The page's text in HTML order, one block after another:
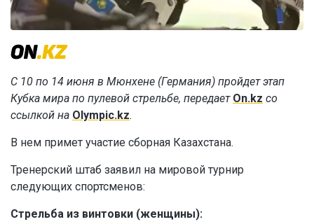
С 10 по 14 июня в Мюнхене (Германия) пройдет этап
Кубка мира по пулевой стрельбе, передает On.kz со
ссылкой на Olympic.kz.
В нем примет участие сборная Казахстана.
Тренерский штаб заявил на мировой турнир
следующих спортсменов:
Стрельба из винтовки (женщины):